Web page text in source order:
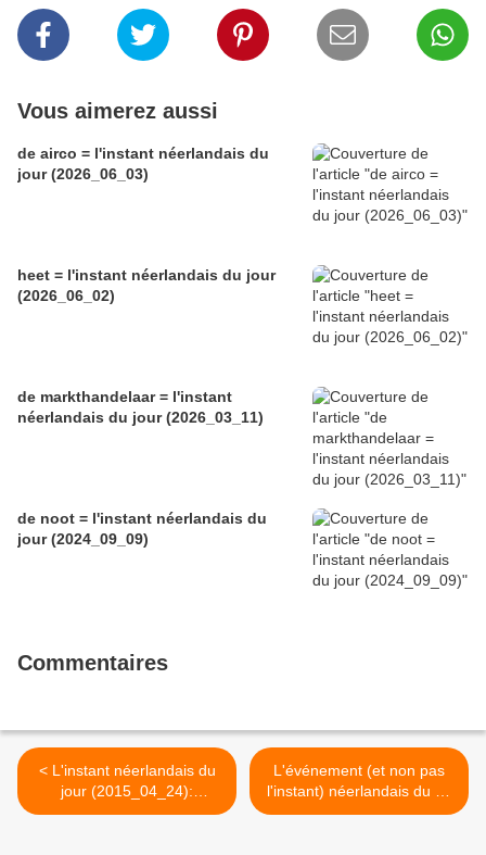
Vous aimerez aussi
de airco = l'instant néerlandais du
jour (2026_06_03)
heet = l'instant néerlandais du jour
(2026_06_02)
de markthandelaar = l'instant
néerlandais du jour (2026_03_11)
de noot = l'instant néerlandais du
jour (2024_09_09)
Commentaires
< L'instant néerlandais du
jour (2015_04_24):
Waarom ik?
L'événement (et non pas
l'instant) néerlandais du 27
avril >